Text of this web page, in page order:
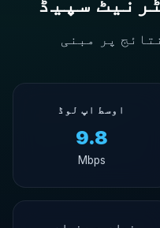
اوسط اپ لوڈ
9.8
Mbps